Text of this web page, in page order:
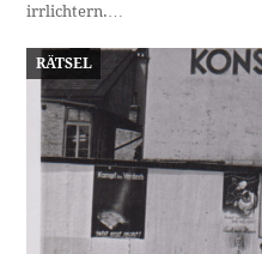
irrlichtern.…
RÄTSEL